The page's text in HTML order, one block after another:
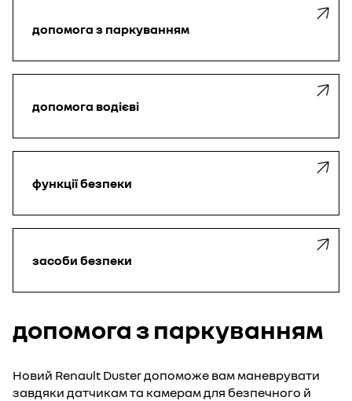
допомога з паркуванням
допомога водієві
функції безпеки
засоби безпеки
допомога з паркуванням
Новий Renault Duster допоможе вам маневрувати
завдяки датчикам та камерам для безпечного й